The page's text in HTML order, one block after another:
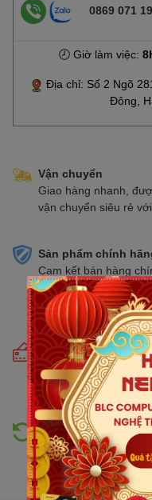
0869 071
🕗 Giờ làm việc:
Địa chỉ: Số 2 Ngõ
Đông,
Vận chuyển
Giao hàng nhanh,
vận chuyển siêu rẻ
Sản phẩm chính
Cam kết bán hàng
chúng tôi tự hào là
hiệu kinh doanh sản
Cam kết giá tốt
Giá tốt hơn từ 10% -
nhật giá mới nhất,
Hỗ trợ đổi trả
Đổi trả hàng lên đến
trả hàng không cần